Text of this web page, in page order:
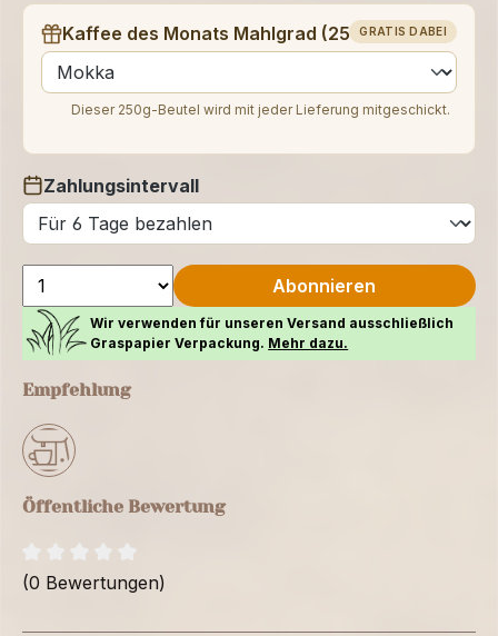
GRATIS DABEI
Kaffee des Monats Mahlgrad (250 g)
auswählen
Dieser 250g-Beutel wird mit jeder Lieferung mitgeschickt.
Zahlungsintervall
auswählen
Abonnieren
Wir verwenden für unseren Versand ausschließlich
Graspapier Verpackung. Mehr dazu.
Empfehlung
Öffentliche Bewertung
(0 Bewertungen)